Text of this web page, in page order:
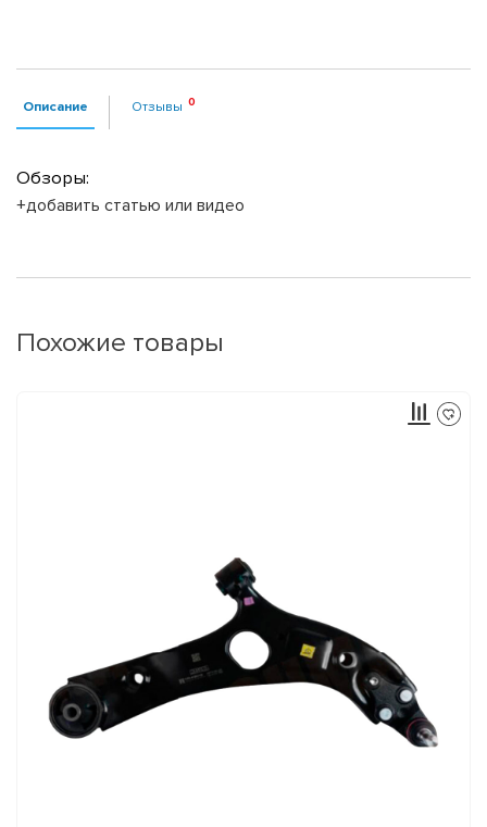
Описание Отзывы
Обзоры:
+добавить статью или видео
Похожие товары